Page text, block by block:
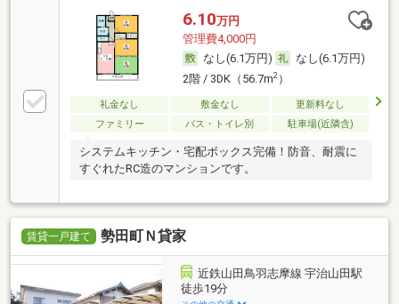
6.10万円
管理費4,000円
なし(6.1万円)
なし(6.1万円)
2階 / 3DK（56.7m2）
礼金なし 敷金なし
更新料なし
ファミリー
バス・トイレ別 駐車場(近隣含)
システムキッチン・宅配ボックス完備！防音、耐震に
すぐれたRC造のマンションです。
賃貸一戸建て 勢田町Ｎ貸家
近鉄山田鳥羽志摩線 宇治山田駅
徒歩19分